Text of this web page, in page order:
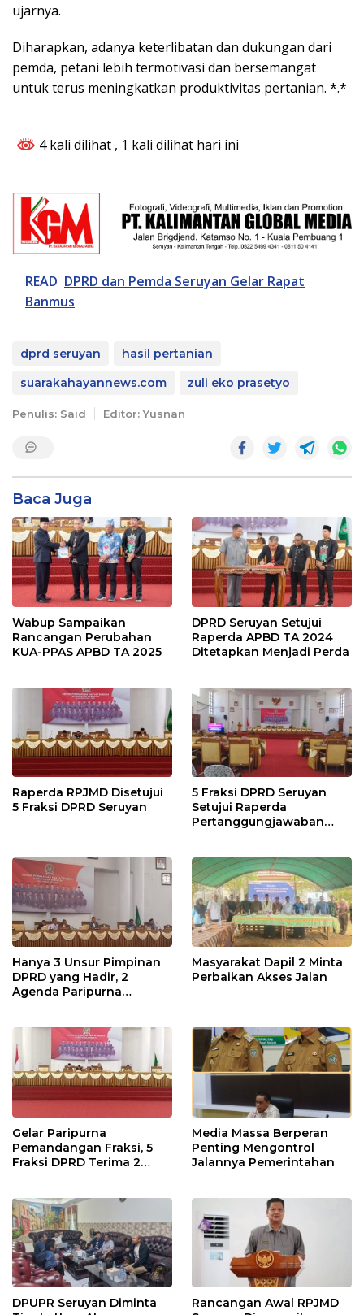
ujarnya.
Diharapkan, adanya keterlibatan dan dukungan dari
pemda, petani lebih termotivasi dan bersemangat
untuk terus meningkatkan produktivitas pertanian. *.*
4 kali dilihat , 1 kali dilihat hari ini
READ DPRD dan Pemda Seruyan Gelar Rapat
Banmus
dprd seruyan
hasil pertanian
suarakahayannews.com
zuli eko prasetyo
Penulis: Said Editor: Yusnan
Baca Juga
Wabup Sampaikan
Rancangan Perubahan
KUA-PPAS APBD TA 2025
DPRD Seruyan Setujui
Raperda APBD TA 2024
Ditetapkan Menjadi Perda
Raperda RPJMD Disetujui
5 Fraksi DPRD Seruyan
5 Fraksi DPRD Seruyan
Setujui Raperda
Pertanggungjawaban
Hanya 3 Unsur Pimpinan
DPRD yang Hadir, 2
Agenda Paripurna
Masyarakat Dapil 2 Minta
Perbaikan Akses Jalan
Gelar Paripurna
Pemandangan Fraksi, 5
Fraksi DPRD Terima 2
Media Massa Berperan
Penting Mengontrol
Jalannya Pemerintahan
DPUPR Seruyan Diminta
Rancangan Awal RPJMD